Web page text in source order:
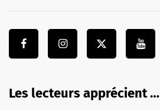
Les lecteurs apprécient …